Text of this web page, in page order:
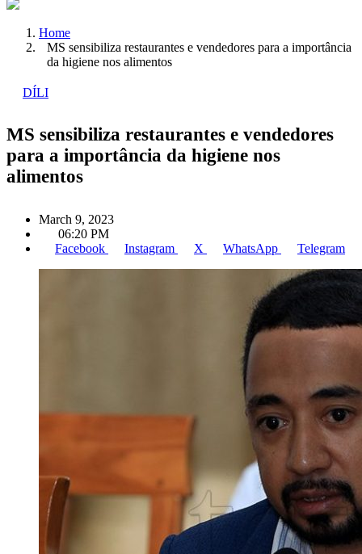
Home
MS sensibiliza restaurantes e vendedores para a importância
da higiene nos alimentos
DÍLI
MS sensibiliza restaurantes e vendedores
para a importância da higiene nos
alimentos
March 9, 2023
06:20 PM
Facebook
Instagram X WhatsApp Telegram